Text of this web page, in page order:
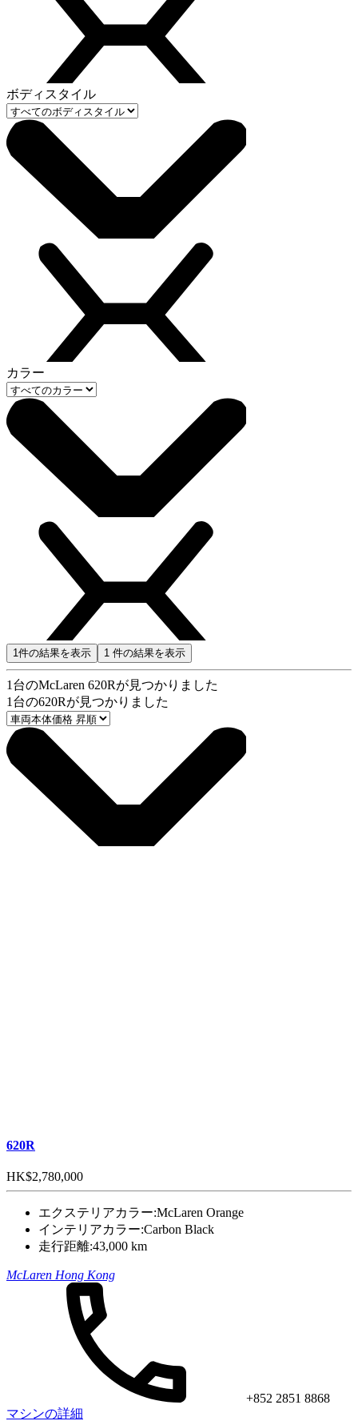
ボディスタイル
カラー
1 件の結果を表示 1 件の結果を表示
1 台のMcLaren 620Rが見つかりました
1 台の620Rが見つかりました
620R
HK$2,780,000
エクステリアカラー:McLaren Orange
インテリアカラー:Carbon Black
走行距離:43,000 km
McLaren Hong Kong
+852 2851 8868
マシンの詳細